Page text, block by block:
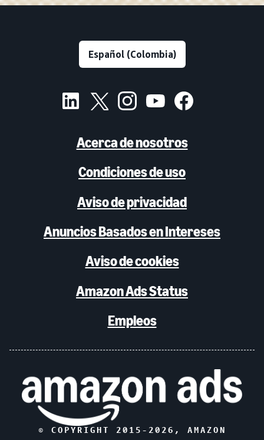
Acerca de nosotros
Condiciones de uso
Aviso de privacidad
Anuncios Basados en Intereses
Aviso de cookies
Amazon Ads Status
Empleos
© COPYRIGHT 2015- 2026 , AMAZON